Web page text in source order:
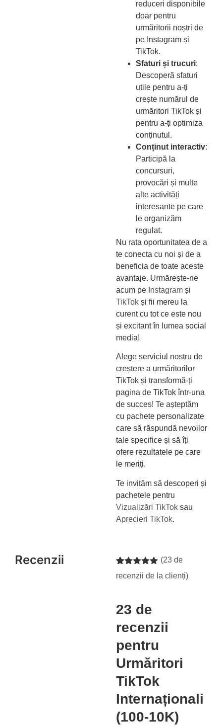
reduceri disponibile
doar pentru
urmăritorii noștri de
pe Instagram și
TikTok.
Sfaturi și trucuri:
Descoperă sfaturi
utile pentru a-ți
crește numărul de
urmăritori TikTok și
pentru a-ți optimiza
conținutul.
Conținut interactiv:
Participă la
concursuri,
provocări și multe
alte activități
interesante pe care
le organizăm
regulat.
Nu rata oportunitatea de a
te conecta cu noi și de a
beneficia de toate aceste
avantaje. Urmărește-ne
acum pe Instagram și
TikTok și fii mereu la
curent cu tot ce este nou
și excitant în lumea social
media!
Alege serviciul nostru de
creștere a urmăritorilor
TikTok și transformă-ți
pagina de TikTok într-una
de succes! Te așteptăm
cu pachete personalizate
care să răspundă nevoilor
tale specifice și să îți
ofere rezultatele pe care
le meriți.
Te invităm să descoperi și
pachetele pentru
Vizualizări TikTok sau
Aprecieri TikTok.
Recenzii
Evaluat la
4.91din 5
de la clienți
(23 de
recenzii de la clienți)
23 de
recenzii
pentru
Urmăritori
TikTok
Internaționali
(100-10K)